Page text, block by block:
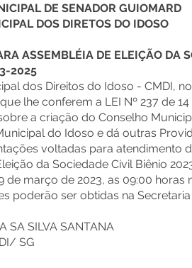
DE SENADOR GUIOMARD
DOS DIRETOS DO IDOSO
ASSEMBLÉIA DE ELEIÇÃO DA
2025
dos Direitos do Idoso - CMDI,
lhe conferem a LEI Nº 237 de
a criação do Conselho
do Idoso e dá outras
voltadas para atendimento
da Sociedade Civil Biênio
de março de 2023, as 09:00 horas
poderão ser obtidas na
SA SILVA SANTANA
SG